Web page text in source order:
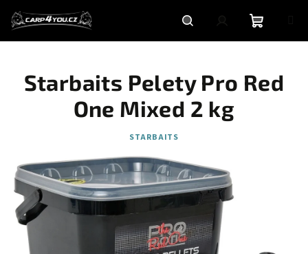
obsah
HledatPřihlášeníNákupní
košík
Starbaits Pelety Pro Red
One Mixed 2 kg
STARBAITS